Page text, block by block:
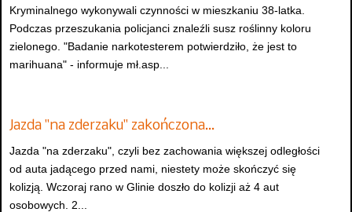
Kryminalnego wykonywali czynności w mieszkaniu 38-latka.
Podczas przeszukania policjanci znaleźli susz roślinny koloru
zielonego. "Badanie narkotesterem potwierdziło, że jest to
marihuana" - informuje mł.asp...
Jazda "na zderzaku" zakończona…
Jazda "na zderzaku", czyli bez zachowania większej odległości
od auta jadącego przed nami, niestety może skończyć się
kolizją. Wczoraj rano w Glinie doszło do kolizji aż 4 aut
osobowych. 2...